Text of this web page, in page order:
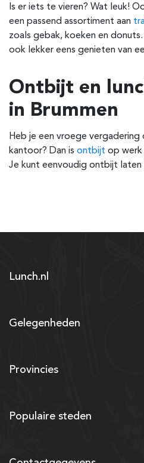
Is er iets te vieren? Wat leuk!
een passend assortiment aan
zoals gebak, koeken en
ook lekker eens genieten van
Ontbijt en
in Brummen
Heb je een vroege
kantoor? Dan is ontbijt op werk
Je kunt eenvoudig ontbijt laten
Lunch.nl
Gelegenheden
Provincies
Populaire steden